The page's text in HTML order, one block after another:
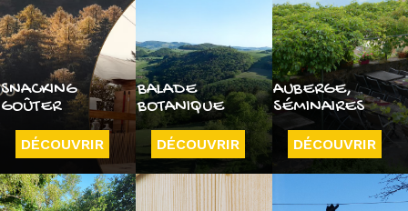
SNACKING
GOÛTER
DÉCOUVRIR
BALADE
BOTANIQUE
DÉCOUVRIR
AUBERGE,
SÉMINAIRES
DÉCOUVRIR